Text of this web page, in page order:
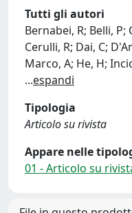
Tutti gli autori
Bernabei, R; Belli, P;
Cerulli, R; Dai, C;
Marco, A; He, H;
...espandi
Tipologia
Articolo su rivista
Appare nelle
01 - Articolo su